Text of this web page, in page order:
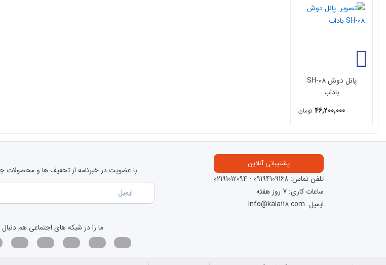
دوش سقفی دارد
ماساژور دیواری دارد
پانل دوش SH-08
باداب
46,200,000 تومان
با عضویت در خبرنامه از تخفیف ها و محصولات
پشتیبانی آنلاین
تلفن تماس: 09194109168
-
02191012094
ساعات کاری: 7 روز هفته
ایمیل: Info@kala118.com
ما را در شبکه های اجتماعی هم دنبال